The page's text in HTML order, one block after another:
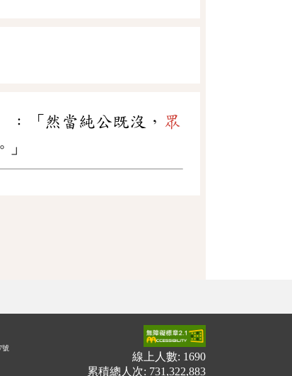
「然當純公既沒， 眾
號
線上人數: 1690
累積總人次: 731,322,883